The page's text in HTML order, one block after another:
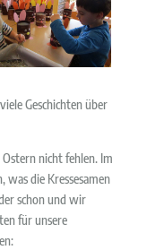
Geschichten über
nicht fehlen. Im
was die Kressesamen
schon und wir
für unsere